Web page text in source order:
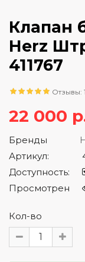
Клапан
Herz
411767
Отзывы: 1
22 000
Бренды
Артикул:
Доступность:
Просмотрен
Кол-во